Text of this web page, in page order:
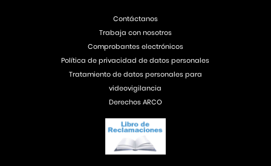
Contáctanos
Trabaja con nosotros
Comprobantes electrónicos
Política de privacidad de datos personales
Tratamiento de datos personales para
videovigilancia
Derechos ARCO